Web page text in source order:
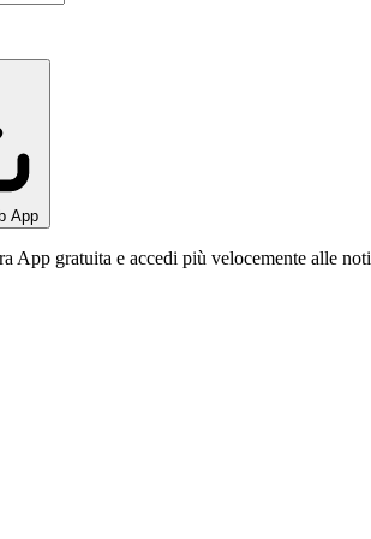
App
App gratuita e accedi più velocemente alle